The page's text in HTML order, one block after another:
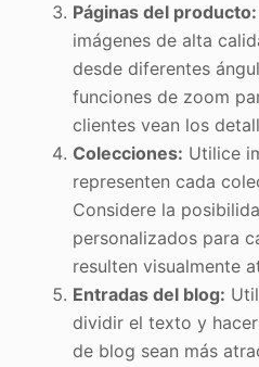
Páginas del producto:
imágenes de alta
desde diferentes
funciones de zoom
clientes vean los
Colecciones: Utilice
representen cada
Considere la
personalizados para
resulten visualmente
Entradas del blog:
dividir el texto y
de blog sean más